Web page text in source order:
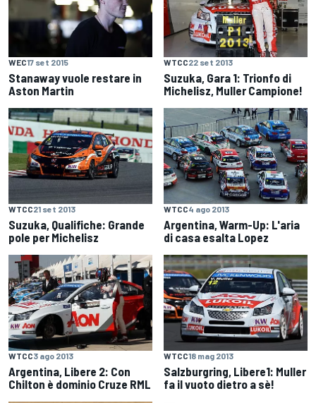
WEC17 set 2015
Stanaway vuole restare in
Aston Martin
WTCC22 set 2013
Suzuka, Gara 1: Trionfo di
Michelisz, Muller Campione!
WTCC21 set 2013
Suzuka, Qualifiche: Grande
pole per Michelisz
WTCC4 ago 2013
Argentina, Warm-Up: L'aria
di casa esalta Lopez
WTCC3 ago 2013
Argentina, Libere 2: Con
Chilton è dominio Cruze RML
WTCC18 mag 2013
Salzburgring, Libere1: Muller
fa il vuoto dietro a sè!